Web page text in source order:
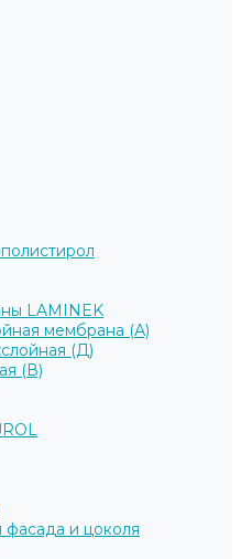
LAMINEK
мембрана (А)
(Д)
(В)
и цоколя